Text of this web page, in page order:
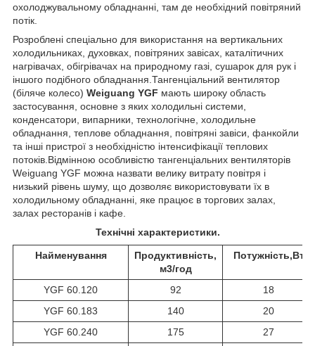
охолоджувальному обладнанні, там де необхідний повітряний
потік.
Розроблені спеціально для використання на вертикальних
холодильниках, духовках, повітряних завісах, каталітичних
нагрівачах, обігрівачах на природному газі, сушарок для рук і
іншого подібного обладнання.Тангенціальний вентилятор
(біляче колесо) Weiguang YGF мають широку область
застосування, основне з яких холодильні системи,
конденсатори, випарники, технологічне, холодильне
обладнання, теплове обладнання, повітряні завіси, фанкойли
та інші пристрої з необхідністю інтенсифікації теплових
потоків.Відмінною особливістю тангенціальних вентиляторів
Weiguang YGF можна назвати велику витрату повітря і
низький рівень шуму, що дозволяє використовувати їх в
холодильному обладнанні, яке працює в торгових залах,
залах ресторанів і кафе.
Технічні характеристики.
Найменування
Продуктивність,
м3/год
Потужність,Вт
YGF 60.120 92
18
YGF 60.183
140
20
YGF 60.240
175
27